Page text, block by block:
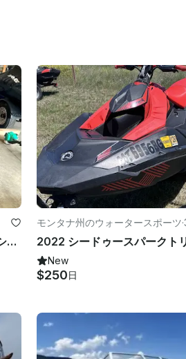
モンタナ州ミズーラにある9フィートのシードゥースパーク 3アップジェットスキー2台
モンタナ州のウォータースポーツ·
New
$250日